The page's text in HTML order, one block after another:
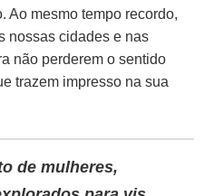
Ao mesmo tempo recordo,
nossas cidades e nas
não perderem o sentido
trazem impresso na sua
de mulheres,